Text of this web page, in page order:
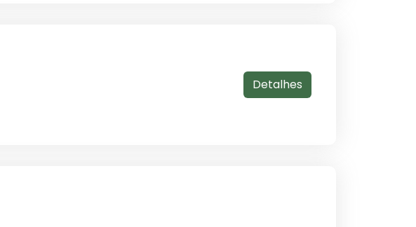
Detalhes